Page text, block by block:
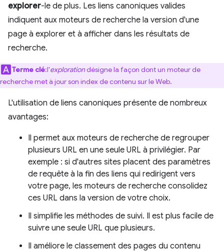
explorer-le de plus. Les liens canoniques valides
indiquent aux moteurs de recherche la version d'une
page à explorer et à afficher dans les résultats de
recherche.
Terme clé:l'explorationdésigne la façon dont un moteur de
recherche met à jour son index de contenu sur le Web.
L'utilisation de liens canoniques présente de nombreux
avantages:
Il permet aux moteurs de recherche de regrouper
plusieurs URL en une seule URL à privilégier. Par
exemple : si d'autres sites placent des paramètres
de requête à la fin des liens qui redirigent vers
votre page, les moteurs de recherche consolidez
ces URL dans la version de votre choix.
Il simplifie les méthodes de suivi. Il est plus facile de
suivre une seule URL que plusieurs.
Il améliore le classement des pages du contenu